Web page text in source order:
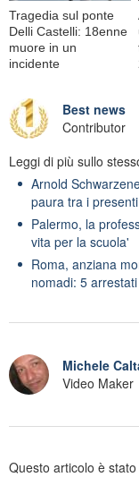
Tragedia sul ponte
Delli Castelli: 18enne
muore in un
incidente
Best news
Contributor
Leggi di più sullo
Arnold
paura tra i
Palermo, la
vita per la scuola'
Roma, anziana
nomadi: 5 arrestati
Michele
Video Maker
Questo articolo è